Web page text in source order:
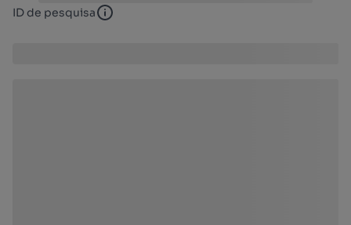
ID de pesquisa ID de pesquisa